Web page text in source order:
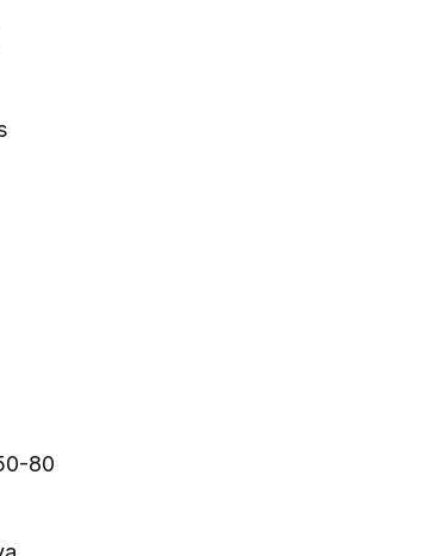
80